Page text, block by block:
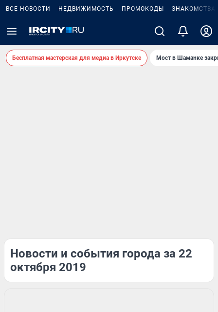
ВСЕ НОВОСТИ НЕДВИЖИМОСТЬ ПРОМОКОДЫ ЗНАКОМСТВА
Бесплатная мастерская для медиа в Иркутске Мост в Шаманке
Новости и события города за 22
октября 2019